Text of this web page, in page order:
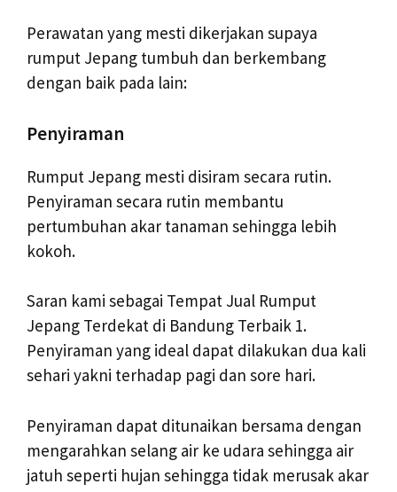
Perawatan yang mesti dikerjakan supaya
rumput Jepang tumbuh dan berkembang
dengan baik pada lain:
Penyiraman
Rumput Jepang mesti disiram secara rutin.
Penyiraman secara rutin membantu
pertumbuhan akar tanaman sehingga lebih
kokoh.
Saran kami sebagai Tempat Jual Rumput
Jepang Terdekat di Bandung Terbaik 1.
Penyiraman yang ideal dapat dilakukan dua kali
sehari yakni terhadap pagi dan sore hari.
Penyiraman dapat ditunaikan bersama dengan
mengarahkan selang air ke udara sehingga air
jatuh seperti hujan sehingga tidak merusak akar